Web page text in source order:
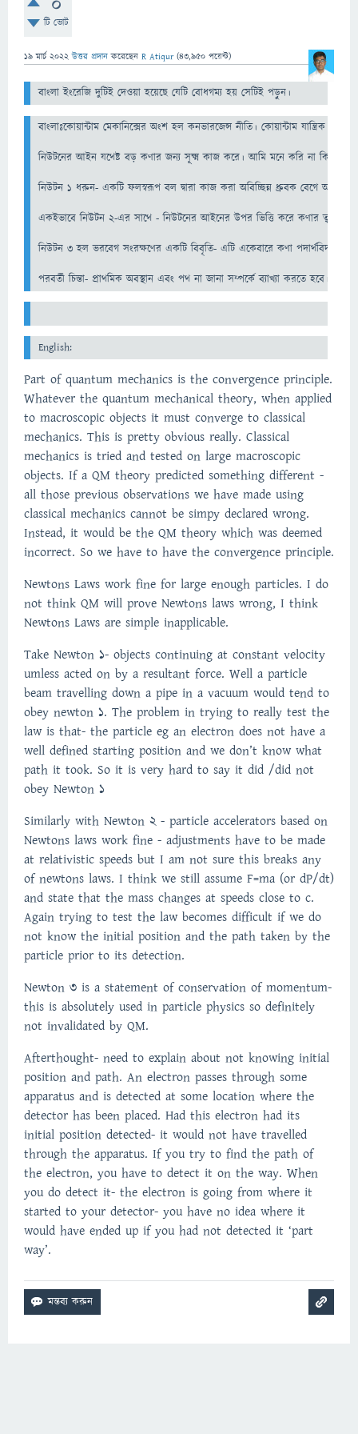
টি ভোট
19 মার্চ 2022 উত্তর প্রদান করেছেন R Atiqur (43,950 পয়েন্ট)
বাংলা ইংরেজি দুটিই দেওয়া হয়েছে যেটি বোধগম্য হয় সেটিই পড়ুন।
বাংলাঃকোয়ান্টাম মেকানিক্সের অংশ হল কনভারজেন্স নীতি। কোয়ান্টাম যান্ত্রিক
নিউটনের আইন যথেষ্ট বড় কণার জন্য সূক্ষ্ম কাজ করে। আমি মনে করি না
নিউটন 1 ধরুন- একটি ফলস্বরূপ বল দ্বারা কাজ করা অবিচ্ছিন্ন ধ্রুবক বেগে অবিরত
একইভাবে নিউটন 2-এর সাথে - নিউটনের আইনের উপর ভিত্তি করে কণার
নিউটন 3 হল ভরবেগ সংরক্ষণের একটি বিবৃতি- এটি একেবারে কণা পদার্থবিদ্যায়
পরবর্তী চিন্তা- প্রাথমিক অবস্থান এবং পথ না জানা সম্পর্কে ব্যাখ্যা করতে হবে।
English:
Part of quantum mechanics is the convergence principle.
Whatever the quantum mechanical theory, when applied
to macroscopic objects it must converge to classical
mechanics. This is pretty obvious really. Classical
mechanics is tried and tested on large macroscopic
objects. If a QM theory predicted something different -
all those previous observations we have made using
classical mechanics cannot be simpy declared wrong.
Instead, it would be the QM theory which was deemed
incorrect. So we have to have the convergence principle.
Newtons Laws work fine for large enough particles. I do
not think QM will prove Newtons laws wrong, I think
Newtons Laws are simple inapplicable.
Take Newton 1- objects continuing at constant velocity
umless acted on by a resultant force. Well a particle
beam travelling down a pipe in a vacuum would tend to
obey newton 1. The problem in trying to really test the
law is that- the particle eg an electron does not have a
well defined starting position and we don’t know what
path it took. So it is very hard to say it did /did not
obey Newton 1
Similarly with Newton 2 - particle accelerators based on
Newtons laws work fine - adjustments have to be made
at relativistic speeds but I am not sure this breaks any
of newtons laws. I think we still assume F=ma (or dP/dt)
and state that the mass changes at speeds close to c.
Again trying to test the law becomes difficult if we do
not know the initial position and the path taken by the
particle prior to its detection.
Newton 3 is a statement of conservation of momentum-
this is absolutely used in particle physics so definitely
not invalidated by QM.
Afterthought- need to explain about not knowing initial
position and path. An electron passes through some
apparatus and is detected at some location where the
detector has been placed. Had this electron had its
initial position detected- it would not have travelled
through the apparatus. If you try to find the path of
the electron, you have to detect it on the way. When
you do detect it- the electron is going from where it
started to your detector- you have no idea where it
would have ended up if you had not detected it ‘part
way’.